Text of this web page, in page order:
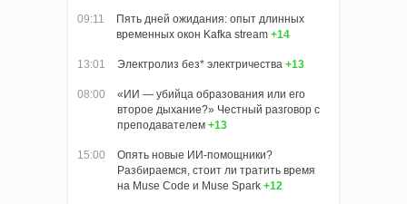
09:11
Пять дней ожидания: опыт длинных
временных окон Kafka stream +14
13:01 Электролиз без* электричества +13
08:00
«ИИ — убийца образования или его
второе дыхание?» Честный разговор с
преподавателем +13
15:00
Опять новые ИИ-помощники?
Разбираемся, стоит ли тратить время
на Muse Code и Muse Spark +12